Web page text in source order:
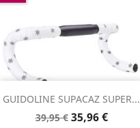
GUIDOLINE SUPACAZ SUPER...
Prix
39,95 € Prix
35,96 €